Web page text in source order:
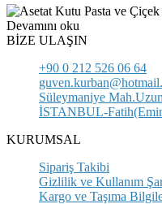
Devamını oku
BİZE ULAŞIN
+90 0 212 526 06 64
Süleymaniye
İSTANBUL-
KURUMSAL
Sipariş Takibi
Gizlilik ve Kullanım
Kargo ve Taşıma